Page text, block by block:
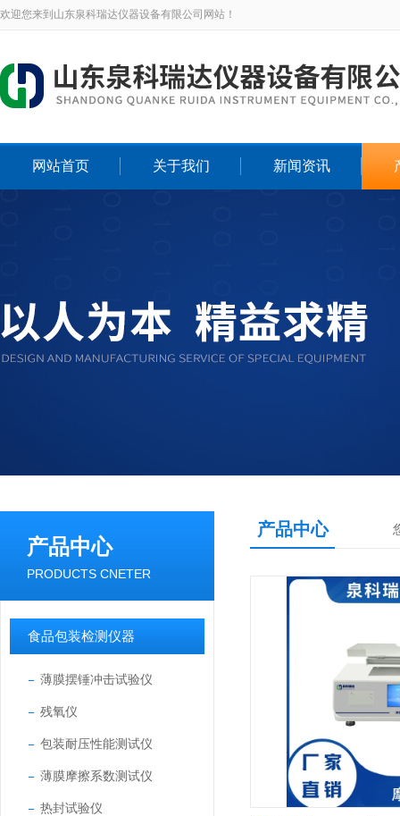
欢迎您来到山东泉科瑞达仪器设备有限公司网站！
网站首页 关于我们 新闻资讯
产品中心
PRODUCTS CNETER
食品包装检测仪器
薄膜摆锤冲击试验仪
残氧仪
包装耐压性能测试仪
薄膜摩擦系数测试仪
热封试验仪
产品中心